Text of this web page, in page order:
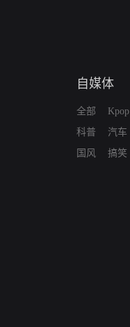
自媒体
全部
科普
国风
Kpop
汽车
搞笑